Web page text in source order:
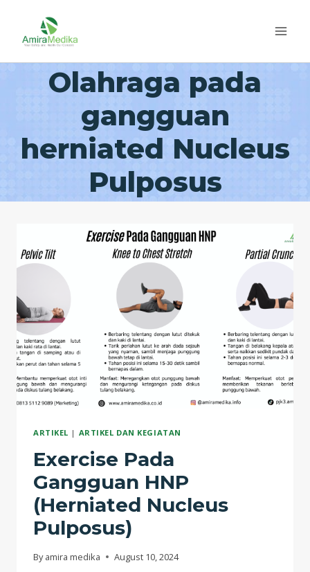
Olahraga pada
gangguan
herniated Nucleus
Pulposus
ARTIKEL | ARTIKEL DAN KEGIATAN
Exercise Pada
Gangguan HNP
(Herniated Nucleus
Pulposus)
By amira medika August 10, 2024